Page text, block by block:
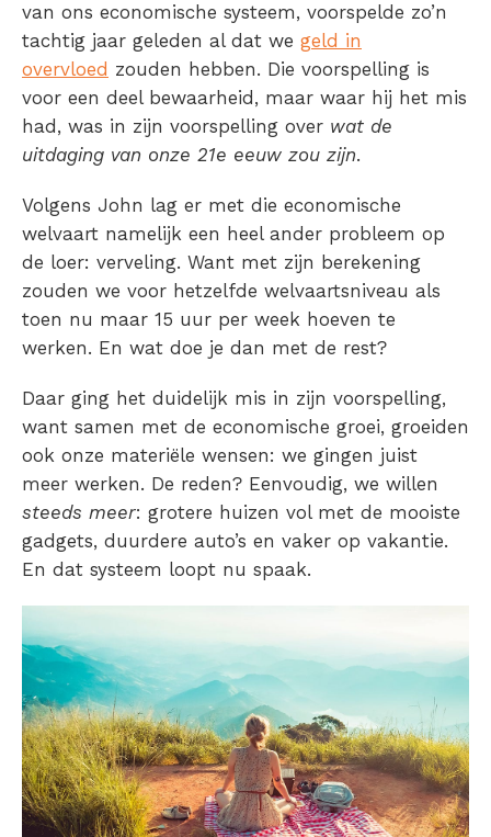
van ons economische systeem, voorspelde zo’n
tachtig jaar geleden al dat we geld in
overvloed zouden hebben. Die voorspelling is
voor een deel bewaarheid, maar waar hij het mis
had, was in zijn voorspelling over wat de
uitdaging van onze 21e eeuw zou zijn.
Volgens John lag er met die economische
welvaart namelijk een heel ander probleem op
de loer: verveling. Want met zijn berekening
zouden we voor hetzelfde welvaartsniveau als
toen nu maar 15 uur per week hoeven te
werken. En wat doe je dan met de rest?
Daar ging het duidelijk mis in zijn voorspelling,
want samen met de economische groei, groeiden
ook onze materiële wensen: we gingen juist
meer werken. De reden? Eenvoudig, we willen
steeds meer: grotere huizen vol met de mooiste
gadgets, duurdere auto’s en vaker op vakantie.
En dat systeem loopt nu spaak.